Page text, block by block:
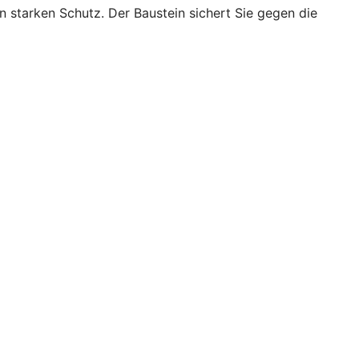
starken Schutz. Der Baustein sichert Sie gegen die